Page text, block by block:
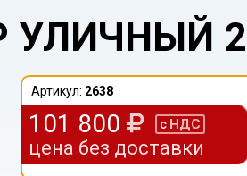
УЛИЧНЫЙ
Артикул: 2638
101 800 с НДС
цена без доставки